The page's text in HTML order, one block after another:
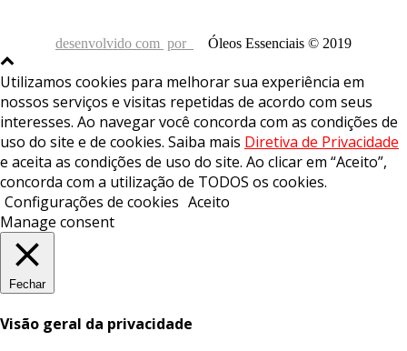
desenvolvido com por Óleos Essenciais © 2019
Utilizamos cookies para melhorar sua experiência em
nossos serviços e visitas repetidas de acordo com seus
interesses. Ao navegar você concorda com as condições de
uso do site e de cookies. Saiba mais Diretiva de Privacidade
e aceita as condições de uso do site. Ao clicar em “Aceito”,
concorda com a utilização de TODOS os cookies.
Configurações de cookies Aceito
Manage consent
Fechar
Visão geral da privacidade